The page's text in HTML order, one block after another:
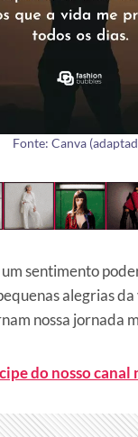
Fonte: Canva
sentimento
alegrias
nossa jornada
do nosso canal